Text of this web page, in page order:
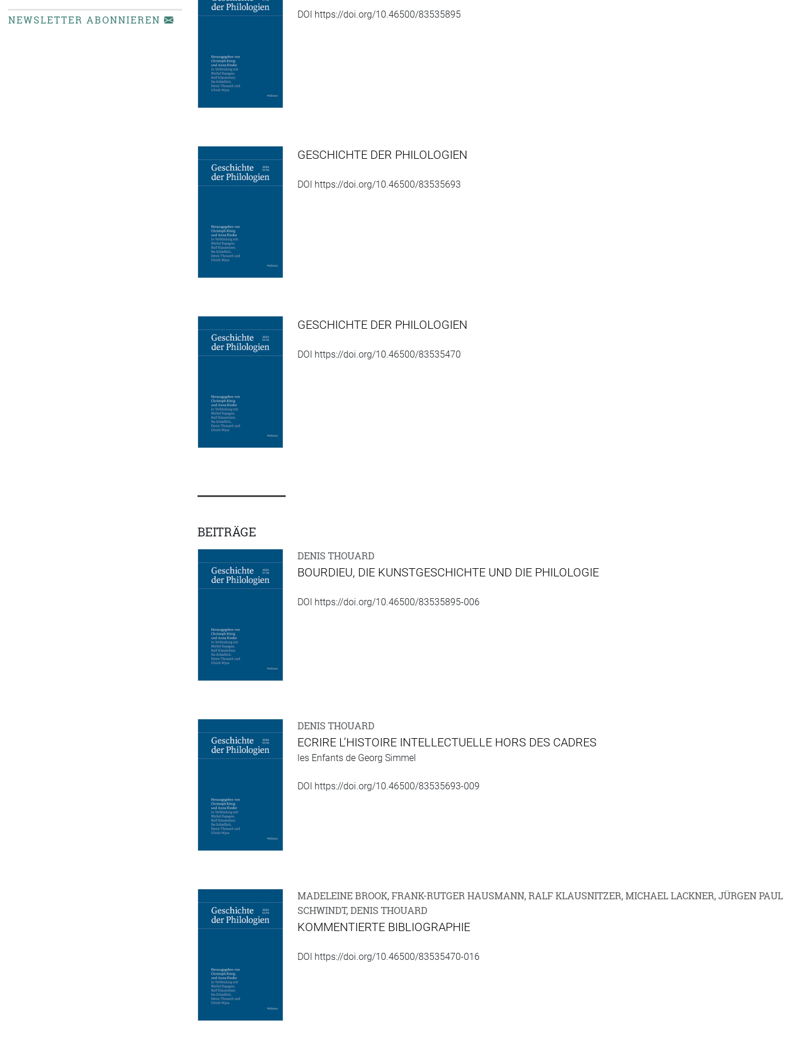
NEWSLETTER ABONNIEREN DOI https://doi.org/10.46500/83535895
GESCHICHTE DER PHILOLOGIEN
DOI https://doi.org/10.46500/83535693
GESCHICHTE DER PHILOLOGIEN
DOI https://doi.org/10.46500/83535470
BEITRÄGE
DENIS THOUARD
BOURDIEU, DIE KUNSTGESCHICHTE UND DIE PHILOLOGIE
DOI https://doi.org/10.46500/83535895-006
DENIS THOUARD
ECRIRE L’HISTOIRE INTELLECTUELLE HORS DES CADRES
les Enfants de Georg Simmel
DOI https://doi.org/10.46500/83535693-009
MADELEINE BROOK, FRANK-RUTGER HAUSMANN, RALF KLAUSNITZER, MICHAEL LACKNER, JÜRGEN PAUL
SCHWINDT, DENIS THOUARD
KOMMENTIERTE BIBLIOGRAPHIE
DOI https://doi.org/10.46500/83535470-016